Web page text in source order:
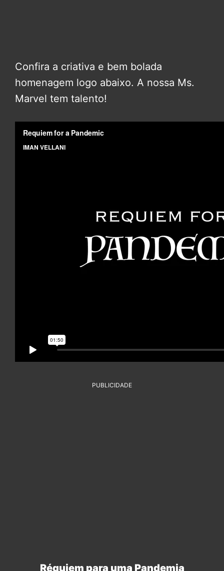
Confira a criativa e bem bolada
homenagem logo abaixo. A nossa Ms.
Marvel tem talento!
PUBLICIDADE
Réquiem para uma Pandemia